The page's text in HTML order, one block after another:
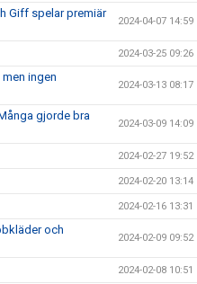
Giff spelar premiär
2024-04-07 14:59
2024-03-25 09:26
ingen
2024-03-13 08:17
gjorde bra
2024-03-09 14:09
2024-02-27 19:52
2024-02-20 13:14
2024-02-16 13:31
och
2024-02-09 09:52
2024-02-08 10:51